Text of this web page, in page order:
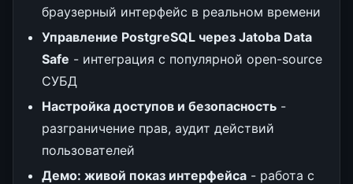
браузерный интерфейс в реальном времени
Управление PostgreSQL через Jatoba Data
Safe - интеграция с популярной open-source
СУБД
Настройка доступов и безопасность -
разграничение прав, аудит действий
пользователей
Демо: живой показ интерфейса - работа с